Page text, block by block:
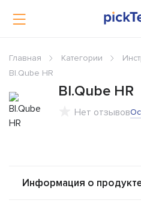
Главная Категории
BI.Qube HR
BI.Qube HR
Нет отзывов
Информация о